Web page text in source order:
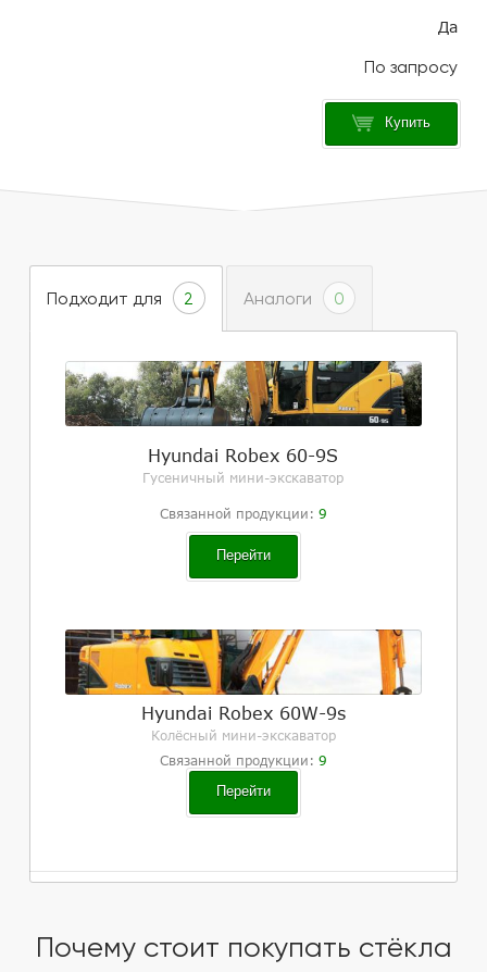
Да
Купить
Подходит для 2 Аналоги 0
Hyundai Robex 60-9S
Гусеничный мини-экскаватор
Связанной продукции: 9
Перейти
Hyundai Robex 60W-9s
Колёсный мини-экскаватор
Связанной продукции: 9
Перейти
Почему стоит покупать стёкла